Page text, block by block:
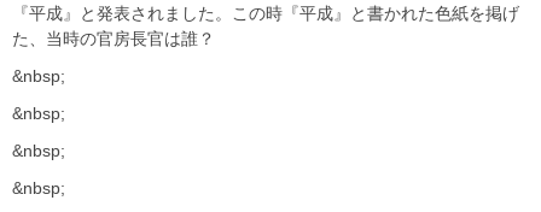
『平成』と発表されました。この時『平成』と書かれた色紙を掲げ
た、当時の官房長官は誰？
&nbsp;
&nbsp;
&nbsp;
&nbsp;